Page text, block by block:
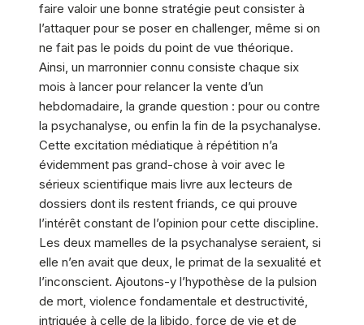
faire valoir une bonne stratégie peut consister à
l’attaquer pour se poser en challenger, même si on
ne fait pas le poids du point de vue théorique.
Ainsi, un marronnier connu consiste chaque six
mois à lancer pour relancer la vente d’un
hebdomadaire, la grande question : pour ou contre
la psychanalyse, ou enfin la fin de la psychanalyse.
Cette excitation médiatique à répétition n’a
évidemment pas grand-chose à voir avec le
sérieux scientifique mais livre aux lecteurs de
dossiers dont ils restent friands, ce qui prouve
l’intérêt constant de l’opinion pour cette discipline.
Les deux mamelles de la psychanalyse seraient, si
elle n’en avait que deux, le primat de la sexualité et
l’inconscient. Ajoutons-y l’hypothèse de la pulsion
de mort, violence fondamentale et destructivité,
intriquée à celle de la libido, force de vie et de